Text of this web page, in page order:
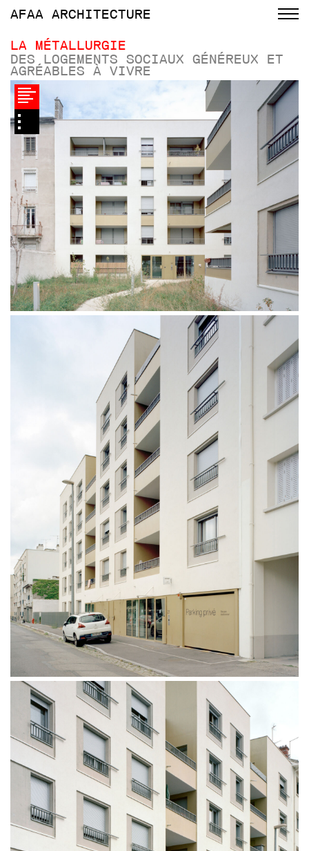
AFAA ARCHITECTURE
LA MÉTALLURGIE
DES LOGEMENTS SOCIAUX GÉNÉREUX ET
AGRÉABLES À VIVRE